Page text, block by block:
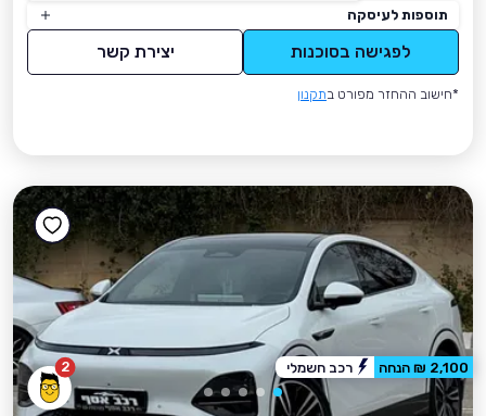
תוספות לעיסקה
לפגישה בסוכנות יצירת קשר
*חישוב ההחזר מפורט בתקנון
2 2,100 ₪ הנחה רכב חשמלי